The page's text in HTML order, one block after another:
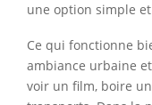
une option simple
Ce qui fonctionne
ambiance urbaine
voir un film, boire